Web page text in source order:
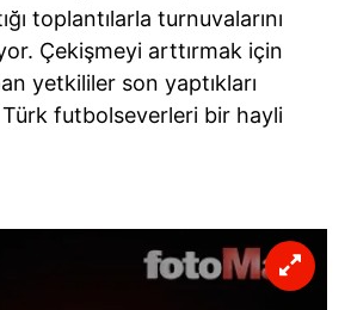
toplantılarla turnuvalarını
Çekişmeyi arttırmak için
yetkililer son yaptıkları
futbolseverleri bir hayli